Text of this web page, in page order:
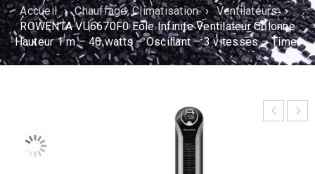
Accueil › Chauffage, Climatisation › Ventilateurs ›
ROWENTA VU6670F0 Eole Infinite Ventilateur Colonne
Hauteur 1 m – 40 watts – Oscillant – 3 vitesses – Timer